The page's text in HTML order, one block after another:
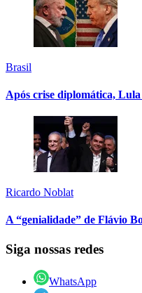
Brasil
Após crise diplomática,
Ricardo Noblat
A “genialidade” de Flávio
Siga nossas redes
WhatsApp